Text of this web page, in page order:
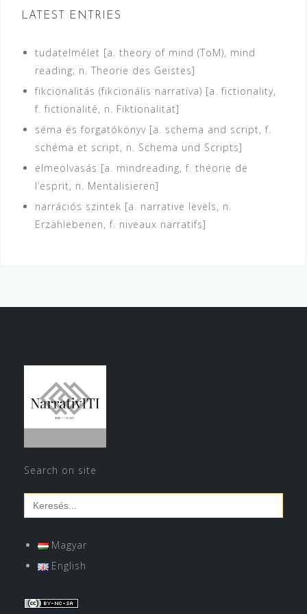
LATEST ENTRIES
tudatelmélet [a. theory of mind (ToM), mind
reading; n. Theorie des Geistes]
fikcionalitás (fikcionális narratíva) [a. fictionality,
f. fictionalité, n. Fiktionalität]
séma és forgatókönyv [a. schema and script, f.
schéma et script, n. Schema und Scripts]
elmeolvasás [a. mindreading, f. théorie de
l’esprit, n. Mentalisieren]
narrációs szintek [a. narrative levels, n.
Erzählebenen, f. niveaux narratifs]
Search on site
Search
for:
Magyar
English